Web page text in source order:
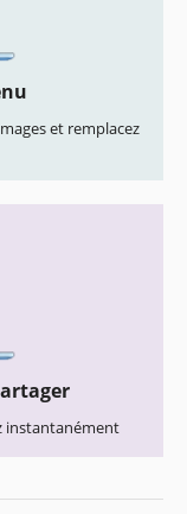
et remplacez
instantanément